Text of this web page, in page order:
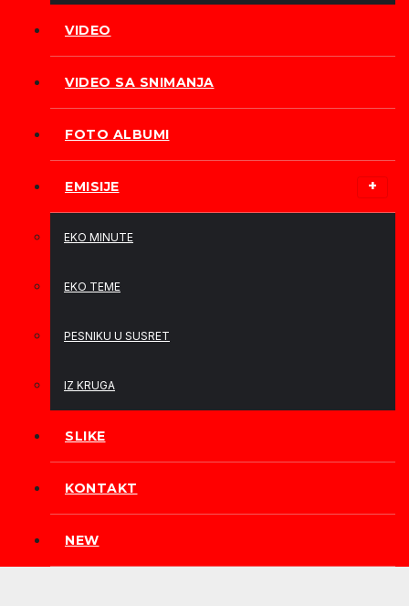
VIDEO
VIDEO SA SNIMANJA
FOTO ALBUMI
EMISIJE
EKO MINUTE
EKO TEME
PESNIKU U SUSRET
IZ KRUGA
SLIKE
KONTAKT
NEW